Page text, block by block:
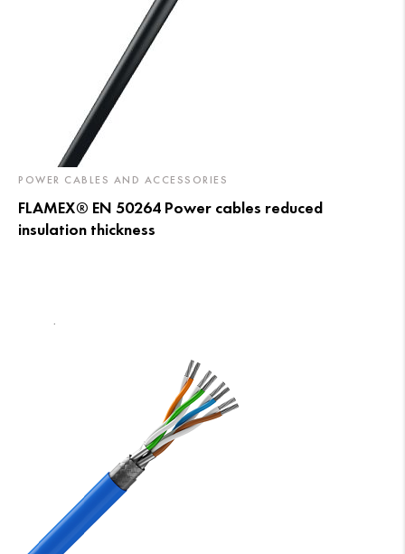
POWER CABLES AND ACCESSORIES
FLAMEX® EN 50264 Power cables reduced
insulation thickness